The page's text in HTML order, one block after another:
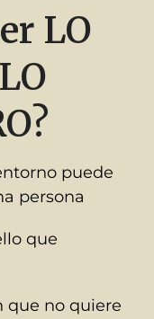
LO
puede
persona
que
que no quiere